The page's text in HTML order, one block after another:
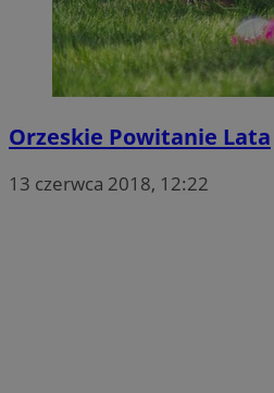
Orzeskie Powitanie Lata
13 czerwca 2018, 12:22